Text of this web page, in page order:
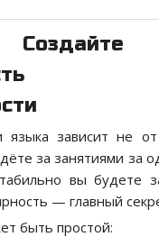
языка зависит не от
за занятиями за
вы будете
— главный
быть простой: